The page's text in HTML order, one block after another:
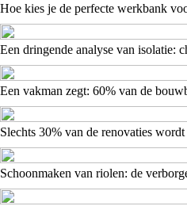
Hoe kies je de perfecte werkbank
Een dringende analyse van isolatie:
Een vakman zegt: 60% van de
Slechts 30% van de renovaties
Schoonmaken van riolen: de